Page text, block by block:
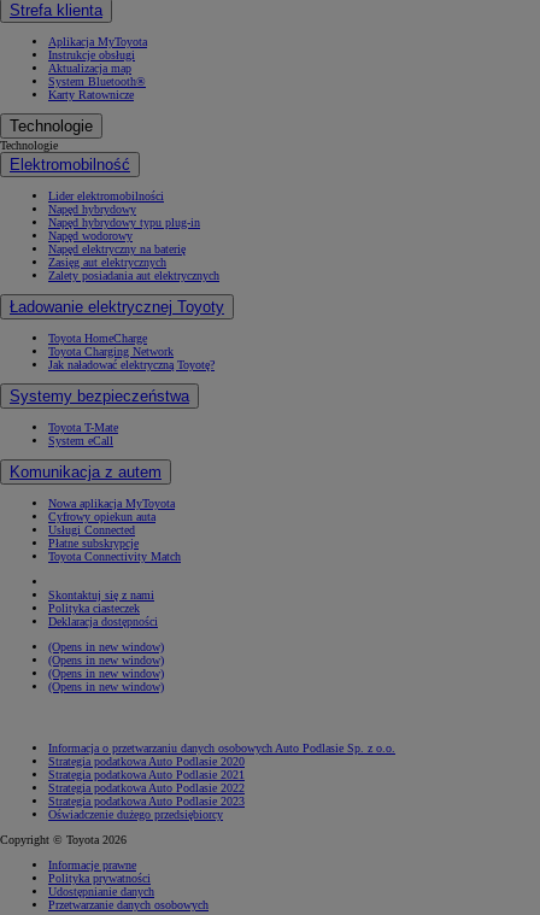
Strefa klienta
Aplikacja MyToyota
Instrukcje obsługi
Aktualizacja map
System Bluetooth®
Karty Ratownicze
Technologie
Technologie
Elektromobilność
Lider elektromobilności
Napęd hybrydowy
Napęd hybrydowy typu plug-in
Napęd wodorowy
Napęd elektryczny na baterię
Zasięg aut elektrycznych
Zalety posiadania aut elektrycznych
Ładowanie elektrycznej Toyoty
Toyota HomeCharge
Toyota Charging Network
Jak naładować elektryczną Toyotę?
Systemy bezpieczeństwa
Toyota T-Mate
System eCall
Komunikacja z autem
Nowa aplikacja MyToyota
Cyfrowy opiekun auta
Usługi Connected
Płatne subskrypcje
Toyota Connectivity Match
Skontaktuj się z nami
Polityka ciasteczek
Deklaracja dostępności
(Opens in new window)
(Opens in new window)
(Opens in new window)
(Opens in new window)
Informacja o przetwarzaniu danych osobowych Auto Podlasie Sp. z o.o.
Strategia podatkowa Auto Podlasie 2020
Strategia podatkowa Auto Podlasie 2021
Strategia podatkowa Auto Podlasie 2022
Strategia podatkowa Auto Podlasie 2023
Oświadczenie dużego przedsiębiorcy
Copyright © Toyota 2026
Informacje prawne
Polityka prywatności
Udostępnianie danych
Przetwarzanie danych osobowych